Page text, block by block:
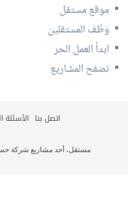
موقع مستقل
وظّف المستقلين
ابدأ العمل الحر
تصفح المشاريع
اتصل بنا الأسئلة
© 2026 مستقل، أحد مشاريع